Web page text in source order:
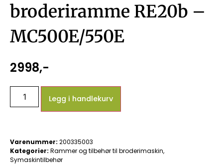
broderiramme RE20b –
MC500E/550E
2998,-
Legg i handlekurv
Varenummer: 200335003
Kategorier: Rammer og tilbehør til broderimaskin,
Symaskintilbehør